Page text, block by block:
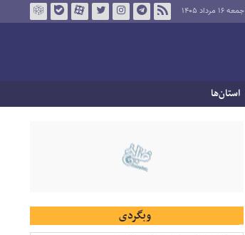
جمعه ۱۶ مرداد ۱۴۰۵
استان‌ها
وبگردی